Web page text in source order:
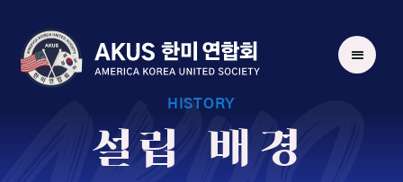
HISTORY
설립 배경